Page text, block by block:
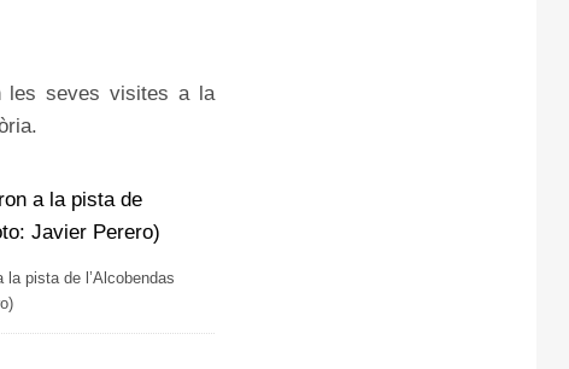
les seves visites a la
la pista de l’Alcobendas